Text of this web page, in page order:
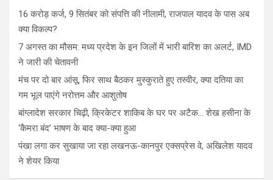
16 करोड़ कर्ज, 9 सितंबर को संपत्ति की नीलामी, राजपाल यादव के पास अब
क्या विकल्प?
7 अगस्त का मौसम: मध्य प्रदेश के इन जिलों में भारी बारिश का अलर्ट, IMD
ने जारी की चेतावनी
मंच पर दो बार आंसू, फिर साथ बैठकर मुस्कुराते हुए तस्वीर, क्या दतिया का
गम भूल पाएंगे नरोत्तम और आशुतोष
बांग्लादेश सरकार चिढ़ी, क्रिकेटर शाकिब के घर पर अटैक… शेख हसीना के
‘कैमरा बंद’ भाषण के बाद क्या-क्या हुआ
पंखा लगा कर सुखाया जा रहा लखनऊ-कानपुर एक्सप्रेस वे, अखिलेश यादव
ने शेयर किया